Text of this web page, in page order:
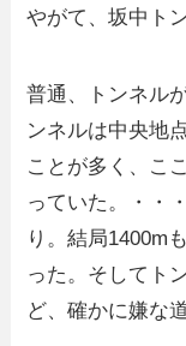
やがて、坂中ト
普通、トンネル
ンネルは中央地
ことが多く、こ
っていた。・・
り。結局1400m
った。そしてト
ど、確かに嫌な